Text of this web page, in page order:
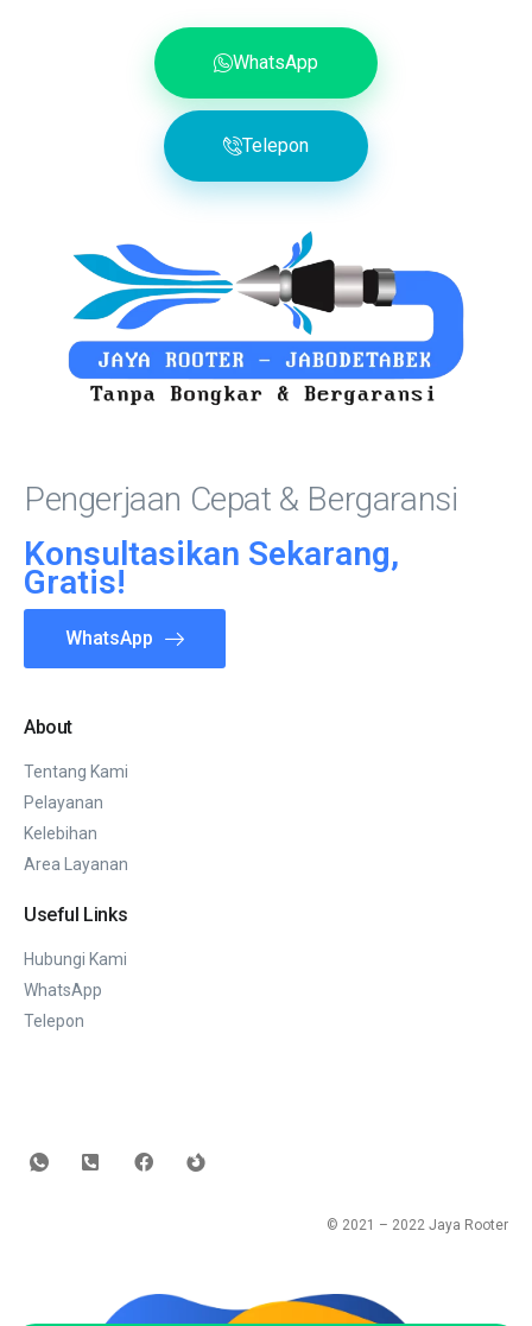
WhatsApp
Telepon
Pengerjaan Cepat & Bergaransi
Konsultasikan Sekarang,
Gratis!
WhatsApp
About
Tentang Kami
Pelayanan
Kelebihan
Area Layanan
Useful Links
Hubungi Kami
WhatsApp
Telepon
© 2021 – 2022 Jaya Rooter